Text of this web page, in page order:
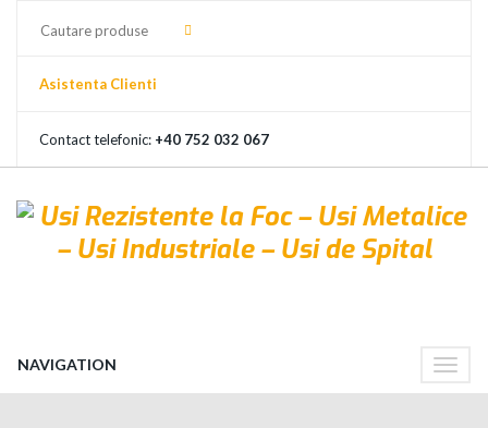
Asistenta Clienti
Contact telefonic: +40 752 032 067
Toggle
NAVIGATION